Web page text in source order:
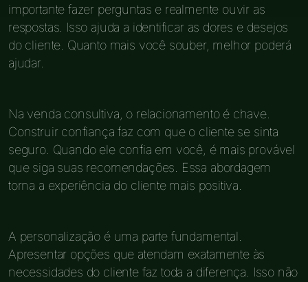
importante fazer perguntas e realmente ouvir as
respostas. Isso ajuda a identificar as dores e desejos
do cliente. Quanto mais você souber, melhor poderá
ajudar.
Na venda consultiva, o relacionamento é chave.
Construir confiança faz com que o cliente se sinta
seguro. Quando ele confia em você, é mais provável
que siga suas recomendações. Essa abordagem
torna a experiência do cliente mais positiva.
A personalização é uma parte fundamental.
Apresentar opções que atendam exatamente às
necessidades do cliente faz toda a diferença. Isso não